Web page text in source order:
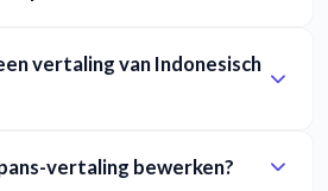
vertaling van Indonesisch
vertaling bewerken?